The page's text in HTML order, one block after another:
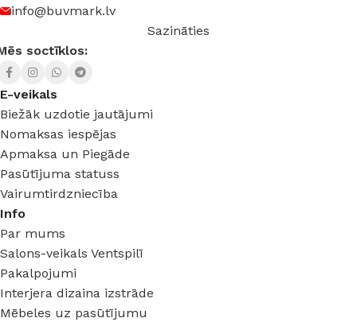
info@buvmark.lv
Sazināties
soctīklos:
E-veikals
Biežāk uzdotie jautājumi
Nomaksas iespējas
Apmaksa un Piegāde
Pasūtījuma statuss
Vairumtirdzniecība
Info
Par mums
Salons-veikals Ventspilī
Pakalpojumi
Interjera dizaina izstrāde
Mēbeles uz pasūtījumu